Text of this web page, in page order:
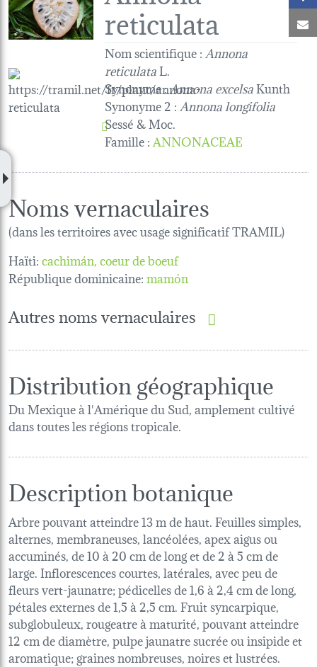
reticulata
Nom scientifique : Annona
reticulataL.
Synonyme :Annona excelsaKunth
Synonyme 2 : Annona longifolia
Sessé & Moc.
Famille:ANNONACEAE
Noms vernaculaires
(dans les territoires avec usage significatif TRAMIL)
Haïti:cachimán coeur de boeuf
République dominicaine:mamón
Autres noms vernaculaires
Distribution géographique
Du Mexique à l'Amérique du Sud, amplement cultivé
dans toutes les régions tropicale.
Description botanique
Arbre pouvant atteindre 13 m de haut. Feuilles simples,
alternes, membraneuses, lancéolées, apex aigus ou
accuminés, de 10 à 20 cm de long et de 2 à 5 cm de
large. Inflorescences courtes, latérales, avec peu de
fleurs vert-jaunatre; pédicelles de 1,6 à 2,4 cm de long,
pétales externes de 1,5 à 2,5 cm. Fruit syncarpique,
subglobuleux, rougeatre à maturité, pouvant atteindre
12 cm de diamètre, pulpe jaunatre sucrée ou insipide et
aromatique; graines nombreuses, noires et lustrées.